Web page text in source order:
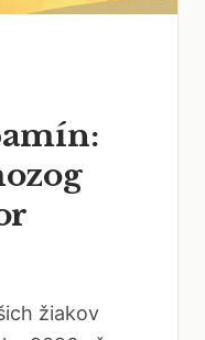
žiakov